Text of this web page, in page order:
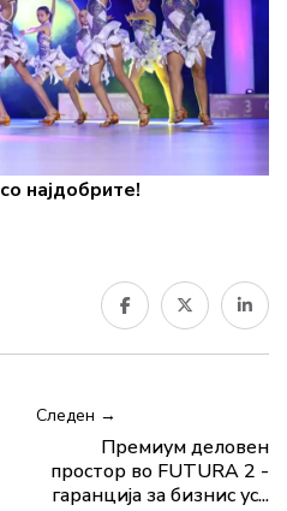
најдобрите!
Следен →
Премиум деловен
простор во FUTURA 2 -
гаранција за бизнис ус...